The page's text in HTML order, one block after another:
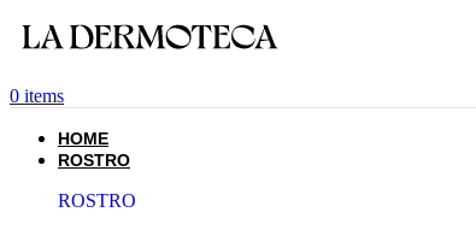
0 items
HOME
ROSTRO
ROSTRO